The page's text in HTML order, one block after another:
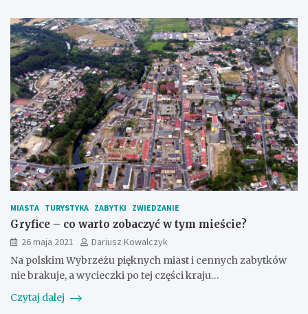
MIASTA TURYSTYKA ZABYTKI ZWIEDZANIE
Gryfice – co warto zobaczyć w tym mieście?
26 maja 2021
Dariusz Kowalczyk
Na polskim Wybrzeżu pięknych miast i cennych zabytków
nie brakuje, a wycieczki po tej części kraju…
Czytaj dalej